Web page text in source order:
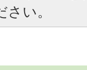
い。